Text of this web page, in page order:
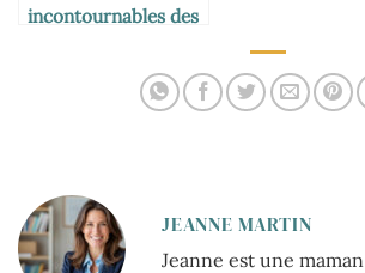
incontournables des
couleurs à adopter
JEANNE MARTIN
Jeanne est une